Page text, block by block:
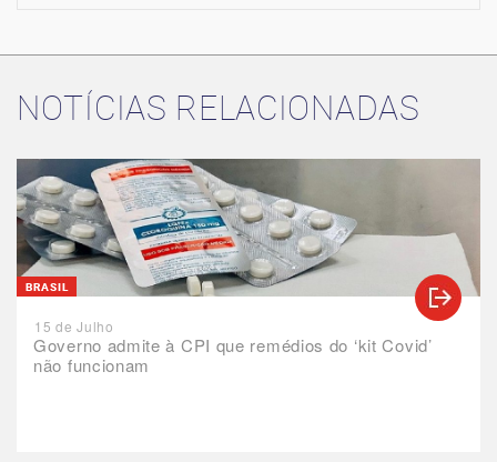
NOTÍCIAS RELACIONADAS
Governo admite à CPI que remédios do ‘kit Covid’
não funcionam
BRASIL
15 de Julho